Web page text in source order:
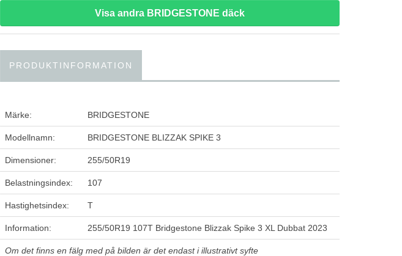
Visa andra BRIDGESTONE däck
PRODUKTINFORMATION
Märke: BRIDGESTONE
Modellnamn: BRIDGESTONE BLIZZAK SPIKE 3
Dimensioner: 255/50R19
Belastningsindex: 107
Hastighetsindex: T
Information: 255/50R19 107T Bridgestone Blizzak Spike 3 XL Dubbat 2023
Om det finns en fälg med på bilden är det endast i illustrativt syfte